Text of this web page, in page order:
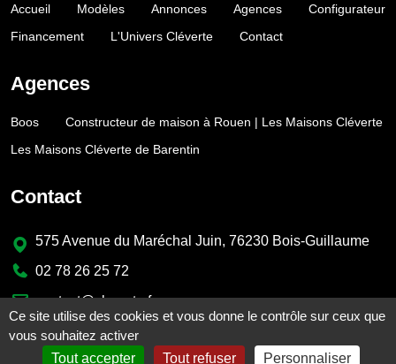
Accueil Modèles Annonces Agences
Configurateur
Financement
L'Univers Cléverte Contact
Agences
Boos
Constructeur de maison à Rouen | Les Maisons Cléverte
Les Maisons Cléverte de Barentin
Contact
575 Avenue du Maréchal Juin, 76230 Bois-Guillaume
02 78 26 25 72
contact@cleverte.fr
Ce site utilise des cookies et vous donne le contrôle sur ceux que
vous souhaitez activer
Tout accepter
Tout refuser Personnaliser